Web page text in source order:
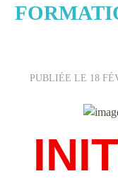
PUBLIÉE LE 18